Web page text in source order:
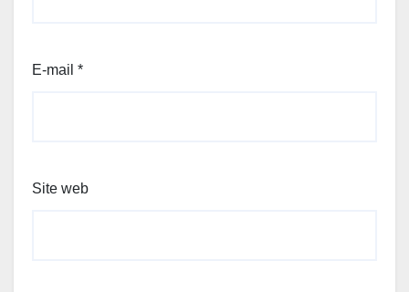
E-mail *
Site web